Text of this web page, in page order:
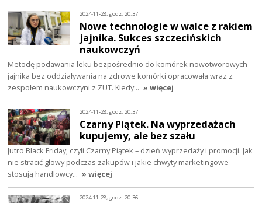
2024-11-28, godz. 20:37
Nowe technologie w walce z rakiem
jajnika. Sukces szczecińskich
naukowczyń
Metodę podawania leku bezpośrednio do komórek nowotworowych
jajnika bez oddziaływania na zdrowe komórki opracowała wraz z
zespołem naukowczyni z ZUT. Kiedy… » więcej
2024-11-28, godz. 20:37
Czarny Piątek. Na wyprzedażach
kupujemy, ale bez szału
Jutro Black Friday, czyli Czarny Piątek – dzień wyprzedaży i promocji. Jak
nie stracić głowy podczas zakupów i jakie chwyty marketingowe
stosują handlowcy… » więcej
2024-11-28, godz. 20:36